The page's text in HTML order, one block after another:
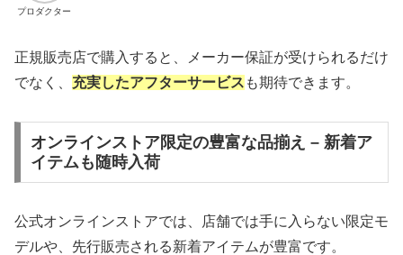
プロダクター
正規販売店で購入すると、メーカー保証が受けられるだけ
でなく、 充実したアフターサービス も期待できます。
オンラインストア限定の豊富な品揃え – 新着ア
イテムも随時入荷
公式オンラインストアでは、店舗では手に入らない限定モ
デルや、先行販売される新着アイテムが豊富です。